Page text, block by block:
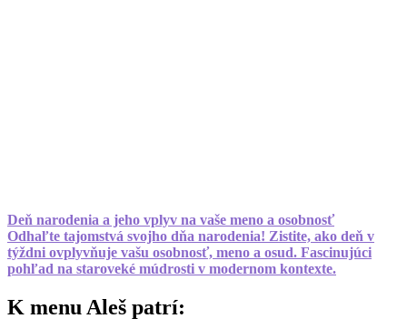
Deň narodenia a jeho vplyv na vaše meno a osobnosť
Odhaľte tajomstvá svojho dňa narodenia! Zistite, ako deň v
týždni ovplyvňuje vašu osobnosť, meno a osud. Fascinujúci
pohľad na staroveké múdrosti v modernom kontexte.
K menu Aleš patrí: